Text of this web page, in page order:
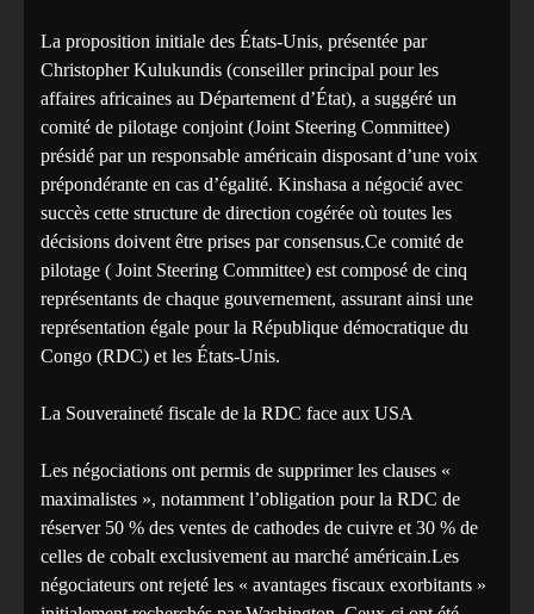
La proposition initiale des États-Unis, présentée par
Christopher Kulukundis (conseiller principal pour les
affaires africaines au Département d’État), a suggéré un
comité de pilotage conjoint (Joint Steering Committee)
présidé par un responsable américain disposant d’une voix
prépondérante en cas d’égalité. Kinshasa a négocié avec
succès cette structure de direction cogérée où toutes les
décisions doivent être prises par consensus.Ce comité de
pilotage ( Joint Steering Committee) est composé de cinq
représentants de chaque gouvernement, assurant ainsi une
représentation égale pour la République démocratique du
Congo (RDC) et les États-Unis.
La Souveraineté fiscale de la RDC face aux USA
Les négociations ont permis de supprimer les clauses «
maximalistes », notamment l’obligation pour la RDC de
réserver 50 % des ventes de cathodes de cuivre et 30 % de
celles de cobalt exclusivement au marché américain.Les
négociateurs ont rejeté les « avantages fiscaux exorbitants »